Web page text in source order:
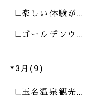
楽しい体験が…
ゴールデンウ…
3月(9)
玉名温泉観光…